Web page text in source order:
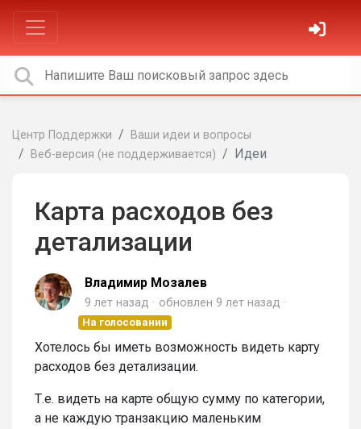
Центр Поддержки
Ваши идеи и вопросы
Веб-версия (не поддерживается)
Идеи
Карта расходов без
детализации
Владимир Мозалев
9 лет назад обновлен 9 лет назад
На голосовании
Хотелось бы иметь возможность видеть карту
расходов без детализации.
Т.е. видеть на карте общую сумму по категории,
а не каждую транзакцию маленьким